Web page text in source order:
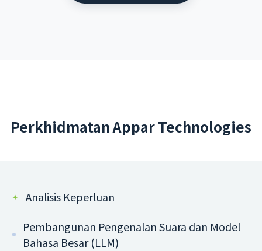
Perkhidmatan Appar Technologies
Analisis Keperluan
Pembangunan Pengenalan Suara dan Model
Bahasa Besar (LLM)